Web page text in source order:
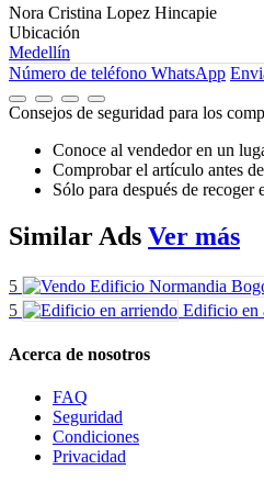
Nora Cristina Lopez Hincapie
Ubicación
Medellín
Número de teléfono WhatsApp
Consejos de seguridad para los
Conoce al vendedor en un
Comprobar el artículo antes
Sólo para después de recoger
Similar Ads Ver más
5
5
Edificio en
Acerca de nosotros
FAQ
Seguridad
Condiciones
Privacidad